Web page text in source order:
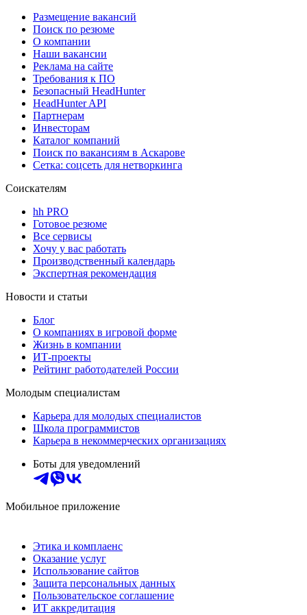
Размещение вакансий
Поиск по резюме
О компании
Наши вакансии
Реклама на сайте
Требования к ПО
Безопасный HeadHunter
HeadHunter API
Партнерам
Инвесторам
Каталог компаний
Поиск по вакансиям в Аскарове
Сетка: соцсеть для нетворкинга
Соискателям
hh PRO
Готовое резюме
Все сервисы
Хочу у вас работать
Производственный календарь
Экспертная рекомендация
Новости и статьи
Блог
О компаниях в игровой форме
Жизнь в компании
ИТ-проекты
Рейтинг работодателей России
Молодым специалистам
Карьера для молодых специалистов
Школа программистов
Карьера в некоммерческих организациях
Боты для уведомлений
Мобильное приложение
Этика и комплаенс
Оказание услуг
Использование сайтов
Защита персональных данных
Пользовательское соглашение
ИТ аккредитация